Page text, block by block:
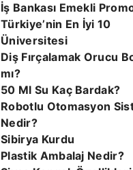
İş Bankası Emekli
Türkiye’nin En İyi 10
Üniversitesi
Diş Fırçalamak Orucu
mı?
50 Ml Su Kaç Bardak?
Robotlu Otomasyon
Nedir?
Sibirya Kurdu
Plastik Ambalaj Nedir?